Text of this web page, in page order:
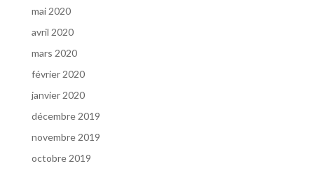
mai 2020
avril 2020
mars 2020
février 2020
janvier 2020
décembre 2019
novembre 2019
octobre 2019